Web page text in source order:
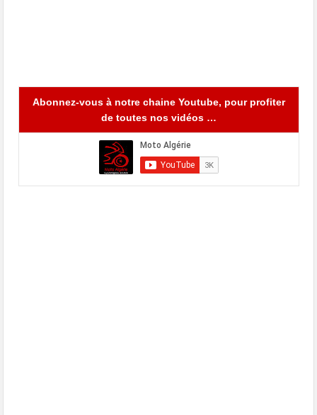
Abonnez-vous à notre chaine Youtube, pour profiter
de toutes nos vidéos …